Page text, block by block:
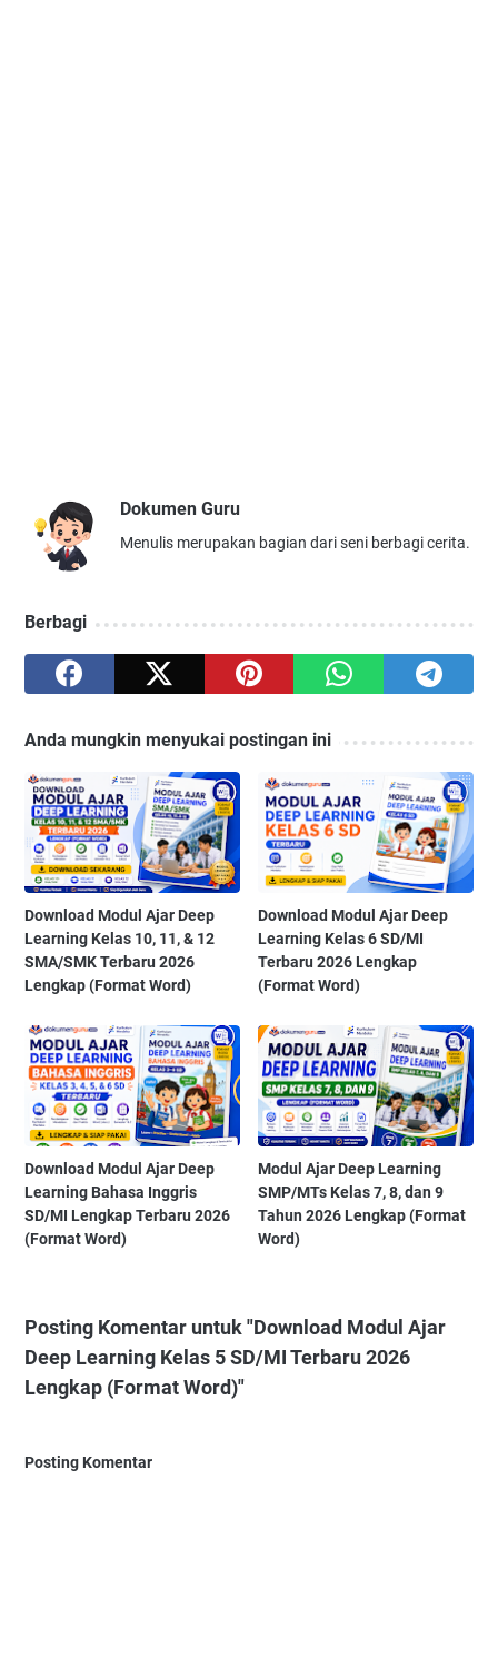
Dokumen Guru
Menulis merupakan bagian dari seni berbagi cerita.
Berbagi
Anda mungkin menyukai postingan ini
Download Modul Ajar Deep
Learning Kelas 10, 11, & 12
SMA/SMK Terbaru 2026
Lengkap (Format Word)
Download Modul Ajar Deep
Learning Kelas 6 SD/MI
Terbaru 2026 Lengkap
(Format Word)
Download Modul Ajar Deep
Learning Bahasa Inggris
SD/MI Lengkap Terbaru 2026
(Format Word)
Modul Ajar Deep Learning
SMP/MTs Kelas 7, 8, dan 9
Tahun 2026 Lengkap (Format
Word)
Posting Komentar untuk "Download Modul Ajar
Deep Learning Kelas 5 SD/MI Terbaru 2026
Lengkap (Format Word)"
Posting Komentar